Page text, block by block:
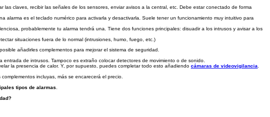
las claves, recibir las señales de los sensores, enviar avisos a la central, etc. Debe estar conectado de forma
alarma es el teclado numérico para activarla y desactivarla. Suele tener un funcionamiento muy intuitivo para
probablemente tu alarma tendrá una. Tiene dos funciones principales: disuadir a los intrusos y avisar a los
situaciones fuera de lo normal (intrusiones, humo, fuego, etc.)
añadirles complementos para mejorar el sistema de seguridad.
de intrusos. Tampoco es extraño colocar detectores de movimiento o de sonido.
la presencia de calor. Y, por supuesto, puedes completar todo esto añadiendo cámaras de videovigilancia
incluyas, más se encarecerá el precio.
tipos de alarmas